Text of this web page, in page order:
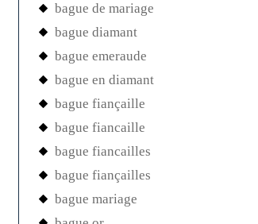
bague de mariage
bague diamant
bague emeraude
bague en diamant
bague fiançaille
bague fiancaille
bague fiancailles
bague fiançailles
bague mariage